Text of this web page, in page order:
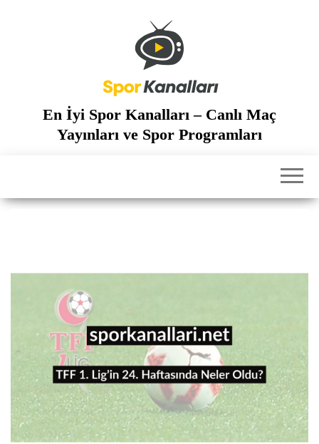
En İyi Spor Kanalları – Canlı Maç
Yayınları ve Spor Programları